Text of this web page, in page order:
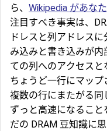
ら、 Wikipedia があな
注目すべき事実は、
ドレスと列アドレス
み込みと書き込みが
ての列へのアクセスと
ちょうど一行にマップ
複数の行にまたがる同
ずっと高速になるこ
だの DRAM 豆知識に